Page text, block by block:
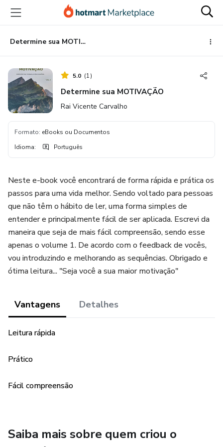
para
conteúdo
principal
para
pagamento
para
rodapé
Determine sua MOTIVAÇÃO
5.0 (1)
Determine sua MOTIVAÇÃO
Rai Vicente Carvalho
Formato: eBooks ou Documentos
Idioma: Português
Neste e-book você encontrará de forma rápida e prática os
passos para uma vida melhor. Sendo voltado para pessoas
que não têm o hábito de ler, uma forma simples de
entender e principalmente fácil de ser aplicada. Escrevi da
maneira que seja de mais fácil compreensão, sendo esse
apenas o volume 1. De acordo com o feedback de vocês,
vou introduzindo e melhorando as sequências. Obrigado e
ótima leitura... "Seja você a sua maior motivação"
Vantagens Detalhes
Leitura rápida
Prático
Fácil compreensão
Saiba mais sobre quem criou o